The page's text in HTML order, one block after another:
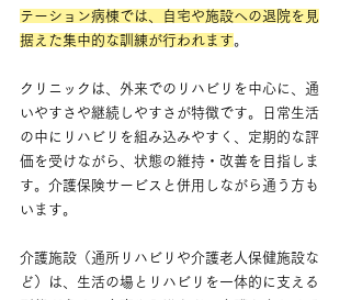
テーション病棟では、自宅や施設への退院を見
据えた集中的な訓練が行われます。
クリニックは、外来でのリハビリを中心に、通
いやすさや継続しやすさが特徴です。日常生活
の中にリハビリを組み込みやすく、定期的な評
価を受けながら、状態の維持・改善を目指しま
す。介護保険サービスと併用しながら通う方も
います。
介護施設（通所リハビリや介護老人保健施設な
ど）は、生活の場とリハビリを一体的に支える